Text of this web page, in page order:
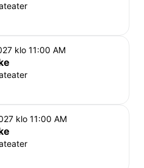
klo 11:00 AM
klo 11:00 AM